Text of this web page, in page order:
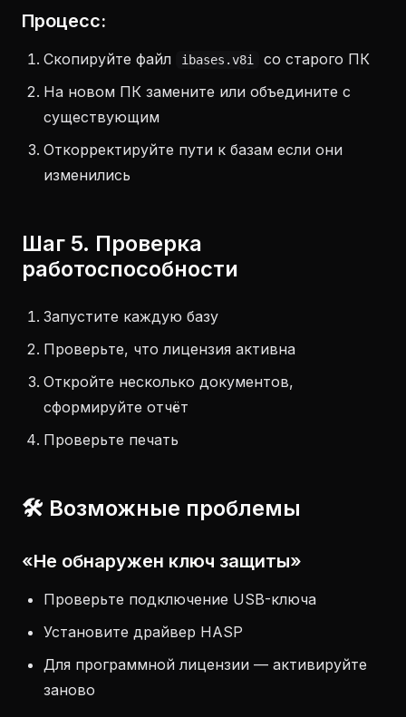
Процесс:
Скопируйте файл ibases.v8i
со старого ПК
На новом ПК замените или объедините с
существующим
Откорректируйте пути к базам если они
изменились
Шаг 5. Проверка
работоспособности
Запустите каждую базу
Проверьте, что лицензия активна
Откройте несколько документов,
сформируйте отчёт
Проверьте печать
🛠️ Возможные проблемы
«Не обнаружен ключ защиты»
Проверьте подключение USB-ключа
Установите драйвер HASP
Для программной лицензии — активируйте
заново